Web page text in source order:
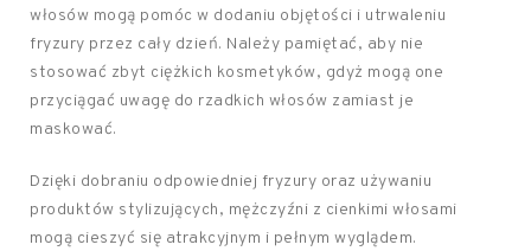
włosów mogą pomóc w dodaniu objętości i utrwaleniu
fryzury przez cały dzień. Należy pamiętać, aby nie
stosować zbyt ciężkich kosmetyków, gdyż mogą one
przyciągać uwagę do rzadkich włosów zamiast je
maskować.
Dzięki dobraniu odpowiedniej fryzury oraz używaniu
produktów stylizujących, mężczyźni z cienkimi włosami
mogą cieszyć się atrakcyjnym i pełnym wyglądem.